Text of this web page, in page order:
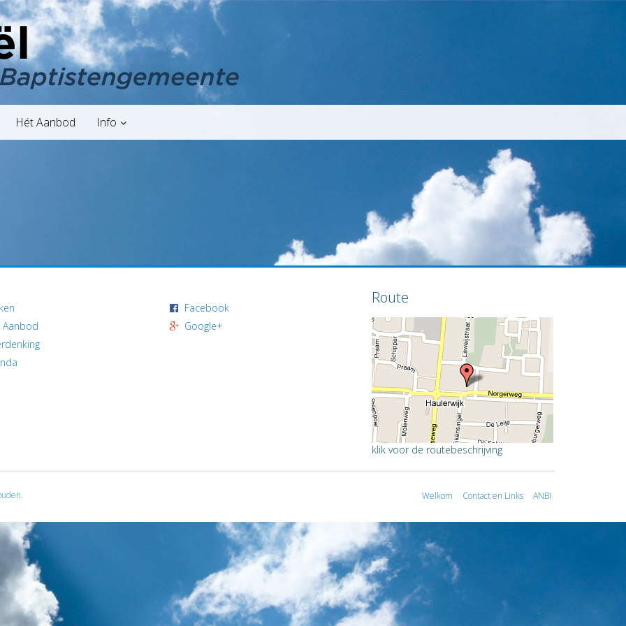
Hét Aanbod Info
Aanbod
Facebook
Google+
Route
klik voor de routebeschrijving
Welkom Contact en Links ANBI